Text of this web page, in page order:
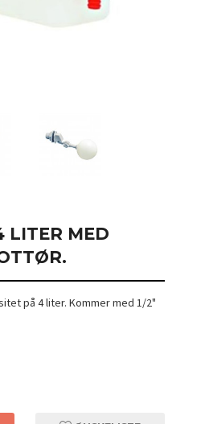
LITER MED
på 4 liter. Kommer med 1/2"